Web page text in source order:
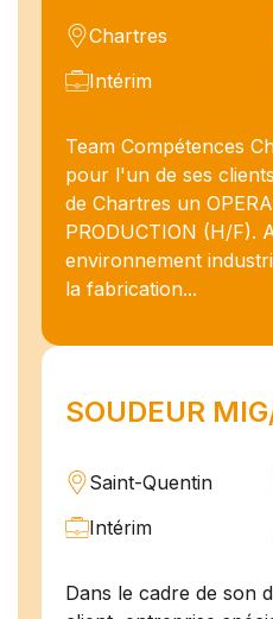
Chartres
Intérim
Team Compétences
pour l'un de ses
de Chartres un
PRODUCTION (H/F).
environnement
la fabrication...
SOUDEUR
Saint-Quentin
Intérim
Dans le cadre de son